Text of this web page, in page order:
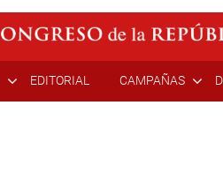
EDITORIAL CAMPAÑAS